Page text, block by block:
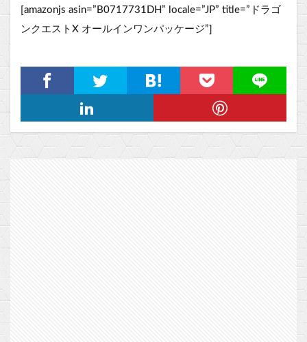
[amazonjs asin=”B0717731DH” locale=”JP” title=”ドラゴ
ンクエストX オールインワンパッケージ”]